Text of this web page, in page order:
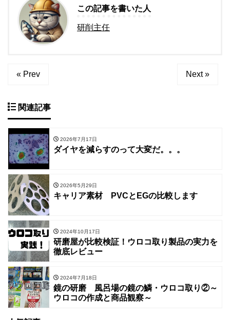
この記事を書いた人
研削主任
« Prev Next »
関連記事
2026年7月17日
ダイヤを減らすのって大変だ。。。
2026年5月29日
キャリア素材 PVCとEGの比較します
2024年10月17日
研磨屋が比較検証！ウロコ取り製品の実力を
徹底レビュー
2024年7月18日
鏡の研磨 風呂場の鏡の鱗・ウロコ取り②～
ウロコの作成と商品観察～